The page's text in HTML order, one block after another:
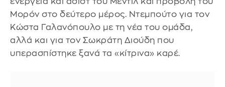
Μορόν στο δεύτερο μέρος. Ντεμπούτο για τον
Κώστα Γαλανόπουλο με τη νέα του ομάδα,
αλλά και για τον Σωκράτη Διούδη που
υπερασπίστηκε ξανά τα «κίτρινα» καρέ.